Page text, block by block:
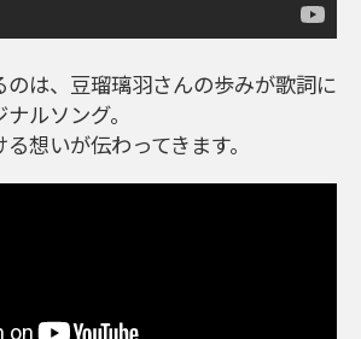
は、豆瑠璃羽さんの歩みが歌詞に
ルソング。
想いが伝わってきます。